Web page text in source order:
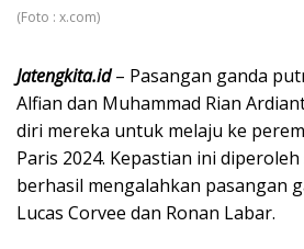
(Foto : x.com)
Jatengkita.id– Pasangan ganda
Alfian dan Muhammad Rian
diri mereka untuk melaju ke
Paris 2024. Kepastian ini
berhasil mengalahkan pasangan
Lucas Corvee dan Ronan Labar.